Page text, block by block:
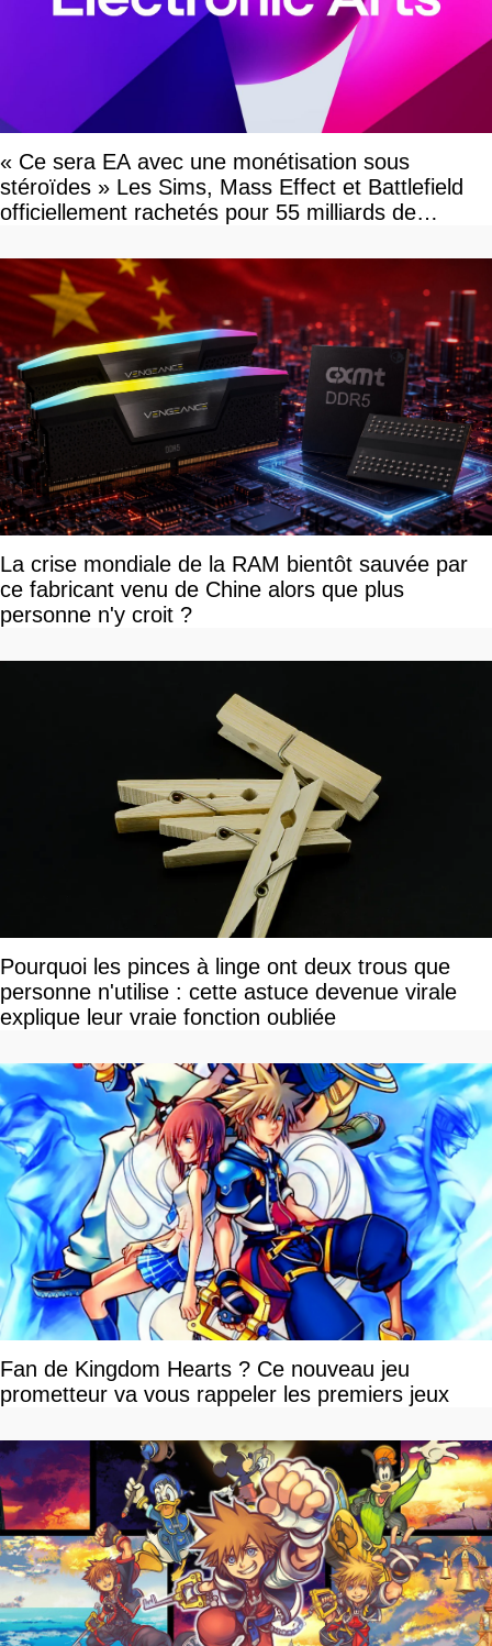
« Ce sera EA avec une monétisation sous
stéroïdes » Les Sims, Mass Effect et Battlefield
officiellement rachetés pour 55 milliards de
La crise mondiale de la RAM bientôt sauvée par
ce fabricant venu de Chine alors que plus
personne n'y croit ?
Pourquoi les pinces à linge ont deux trous que
personne n'utilise : cette astuce devenue virale
explique leur vraie fonction oubliée
Fan de Kingdom Hearts ? Ce nouveau jeu
prometteur va vous rappeler les premiers jeux